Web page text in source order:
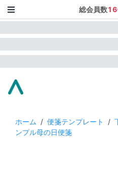
総会員数
ホーム / 便箋テンプレート /
ンプル母の日便箋